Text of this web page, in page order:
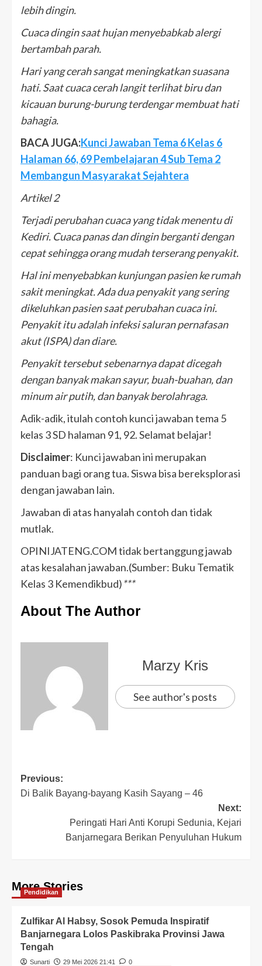
lebih dingin.
Cuaca dingin saat hujan menyebabkab alergi
bertambah parah.
Hari yang cerah sangat meningkatkan suasana
hati. Saat cuaca cerah langit terlihat biru dan
kicauan burung-burung terdengar membuat hati
bahagia.
BACA JUGA:Kunci Jawaban Tema 6 Kelas 6
Halaman 66, 69 Pembelajaran 4 Sub Tema 2
Membangun Masyarakat Sejahtera
Artikel 2
Terjadi perubahan cuaca yang tidak menentu di
Kediri. Cuaca panas dan dingin berganti dengan
cepat sehingga orang mudah terserang penyakit.
Hal ini menyebabkan kunjungan pasien ke rumah
sakit meningkat. Ada dua penyakit yang sering
dikeluhkan pasien saat perubahan cuaca ini.
Penyakit itu adalah infeksi saluran pernafasan
akut (ISPA) dan diare.
Penyakit tersebut sebenarnya dapat dicegah
dengan banyak makan sayur, buah-buahan, dan
minum air putih, dan banyak berolahraga.
Adik-adik, itulah contoh kunci jawaban tema 5
kelas 3 SD halaman 91, 92. Selamat belajar!
Disclaimer: Kunci jawaban ini merupakan
panduan bagi orang tua. Siswa bisa bereksplorasi
dengan jawaban lain.
Jawaban di atas hanyalah contoh dan tidak
mutlak.
OPINIJATENG.COM tidak bertanggung jawab
atas kesalahan jawaban.(Sumber: Buku Tematik
Kelas 3 Kemendikbud)***
About The Author
Marzy Kris
See author's posts
Previous:
Di Balik Bayang-bayang Kasih Sayang – 46
Next:
Peringati Hari Anti Korupi Sedunia, Kejari
Banjarnegara Berikan Penyuluhan Hukum
More Stories
Pendidikan
Zulfikar Al Habsy, Sosok Pemuda Inspiratif
Banjarnegara Lolos Paskibraka Provinsi Jawa
Tengah
Sunarti 29 Mei 2026 21:41
0